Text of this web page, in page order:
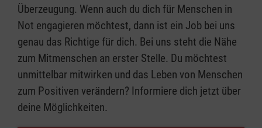
Überzeugung. Wenn auch du dich für Menschen in
Not engagieren möchtest, dann ist ein Job bei uns
genau das Richtige für dich. Bei uns steht die Nähe
zum Mitmenschen an erster Stelle. Du möchtest
unmittelbar mitwirken und das Leben von Menschen
zum Positiven verändern? Informiere dich jetzt über
deine Möglichkeiten.